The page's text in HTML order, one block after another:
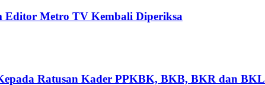
Editor Metro TV Kembali Diperiksa
Ratusan Kader PPKBK, BKB, BKR dan BKL